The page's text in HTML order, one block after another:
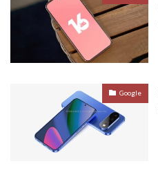
Google